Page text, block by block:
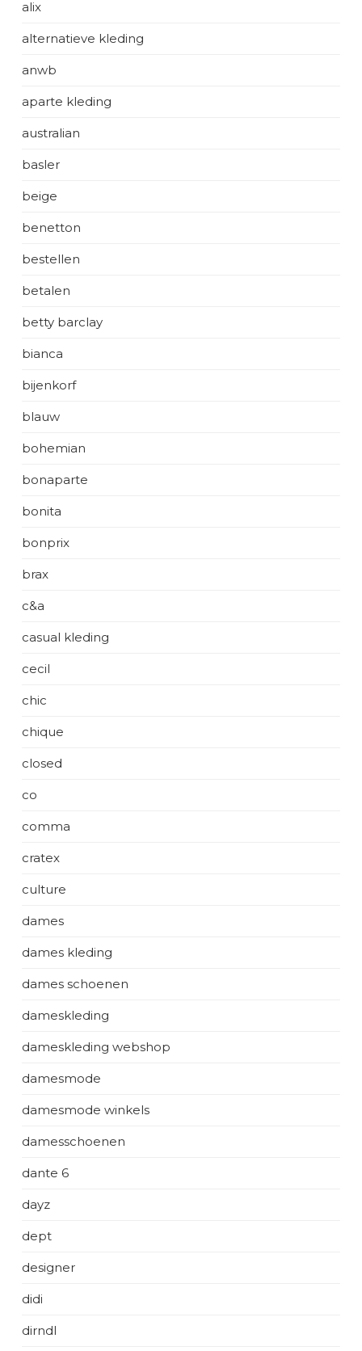
alix
alternatieve kleding
anwb
aparte kleding
australian
basler
beige
benetton
bestellen
betalen
betty barclay
bianca
bijenkorf
blauw
bohemian
bonaparte
bonita
bonprix
brax
c&a
casual kleding
cecil
chic
chique
closed
co
comma
cratex
culture
dames
dames kleding
dames schoenen
dameskleding
dameskleding webshop
damesmode
damesmode winkels
damesschoenen
dante 6
dayz
dept
designer
didi
dirndl